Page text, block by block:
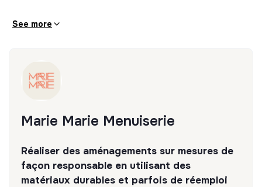
See more
Marie Marie Menuiserie
Réaliser des aménagements sur mesures de
façon responsable en utilisant des
matériaux durables et parfois de réemploi